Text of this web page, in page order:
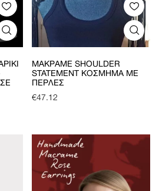
ΜΑΚΡΑΜΈ SHOULDER
STATEMENT ΚΌΣΜΗΜΑ ΜΕ
ΠΈΡΛΕΣ
€47.12